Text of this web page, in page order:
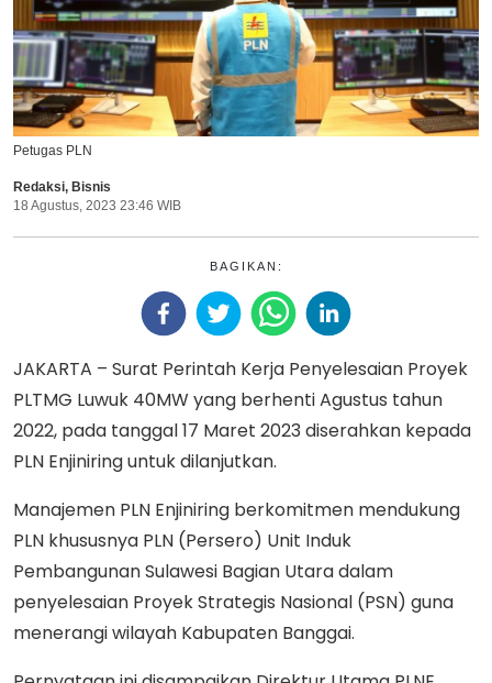
Ikuti Kami di:
Petugas PLN
Redaksi, Bisnis
18 Agustus, 2023 23:46 WIB
BAGIKAN:
JAKARTA – Surat Perintah Kerja Penyelesaian Proyek
PLTMG Luwuk 40MW yang berhenti Agustus tahun
2022, pada tanggal 17 Maret 2023 diserahkan kepada
PLN Enjiniring untuk dilanjutkan.
Manajemen PLN Enjiniring berkomitmen mendukung
PLN khususnya PLN (Persero) Unit Induk
Pembangunan Sulawesi Bagian Utara dalam
penyelesaian Proyek Strategis Nasional (PSN) guna
menerangi wilayah Kabupaten Banggai.